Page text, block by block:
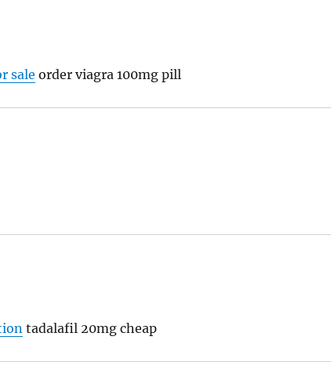
sale order viagra 100mg pill
tadalafil 20mg cheap